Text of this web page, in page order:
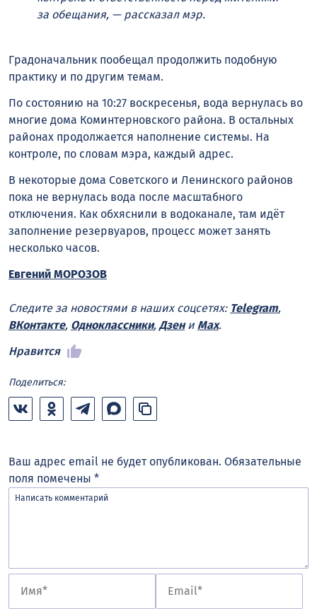
за обещания, — рассказал мэр.
Градоначальник пообещал продолжить подобную
практику и по другим темам.
По состоянию на 10:27 воскресенья, вода вернулась во
многие дома Коминтерновского района. В остальных
районах продолжается наполнение системы. На
контроле, по словам мэра, каждый адрес.
В некоторые дома Советского и Ленинского районов
пока не вернулась вода после масштабного
отключения. Как обхяснили в водоканале, там идёт
заполнение резервуаров, процесс может занять
несколько часов.
Евгений МОРОЗОВ
Следите за новостями в наших соцсетях: Telegram,
ВКонтакте, Одноклассники, Дзени Max.
Нравится
Поделиться:
Ваш адрес email не будет опубликован. Обязательные
поля помечены *